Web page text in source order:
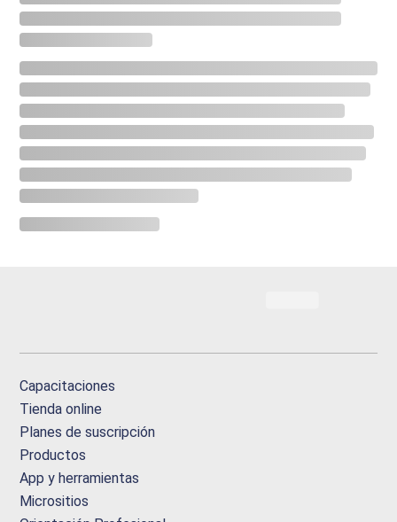
Capacitaciones
Tienda online
Planes de suscripción
Productos
App y herramientas
Micrositios